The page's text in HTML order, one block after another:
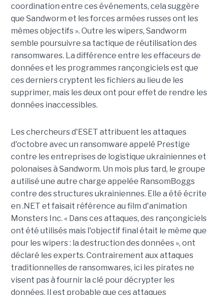
coordination entre ces événements, cela suggère
que Sandworm et les forces armées russes ont les
mêmes objectifs ». Outre les wipers, Sandworm
semble poursuivre sa tactique de réutilisation des
ransomwares. La différence entre les effaceurs de
données et les programmes rançongiciels est que
ces derniers cryptent les fichiers au lieu de les
supprimer, mais les deux ont pour effet de rendre les
données inaccessibles.
Les chercheurs d'ESET attribuent les attaques
d'octobre avec un ransomware appelé Prestige
contre les entreprises de logistique ukrainiennes et
polonaises à Sandworm. Un mois plus tard, le groupe
a utilisé une autre charge appelée RansomBoggs
contre des structures ukrainiennes. Elle a été écrite
en .NET et faisait référence au film d'animation
Monsters Inc. « Dans ces attaques, des rançongiciels
ont été utilisés mais l'objectif final était le même que
pour les wipers : la destruction des données », ont
déclaré les experts. Contrairement aux attaques
traditionnelles de ransomwares, ici les pirates ne
visent pas à fournir la clé pour décrypter les
données. Il est probable que ces attaques